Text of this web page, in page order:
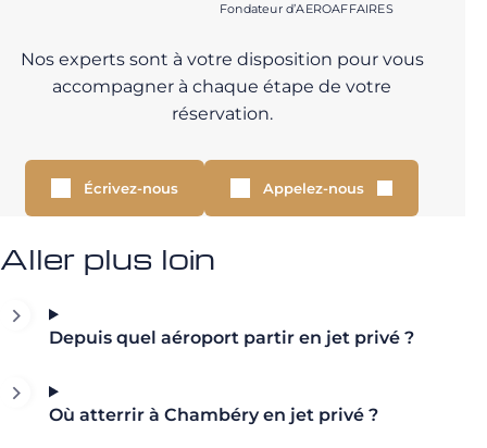
Fondateur d’AEROAFFAIRES
Nos experts sont à votre disposition pour vous
accompagner à chaque étape de votre
réservation.
Écrivez-nous Appelez-nous
Aller plus loin
Depuis quel aéroport partir en jet privé ?
Où atterrir à Chambéry en jet privé ?